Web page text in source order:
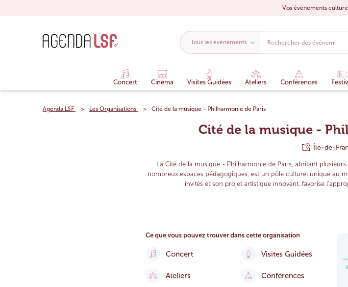
Vos événements
Concert Cinéma Visites Guidées Ateliers Conférences
Agenda LSF Les Organisations Cité de la musique - Philharmonie de Paris
Cité de la musique -
Île-de-
La Cité de la musique - Philharmonie de Paris, abritant
nombreux espaces pédagogiques, est un pôle culturel unique au
invités et son projet artistique innovant, favorise
Ce que vous pouvez trouver dans cette organisation
Concert Visites Guidées
Ateliers Conférences